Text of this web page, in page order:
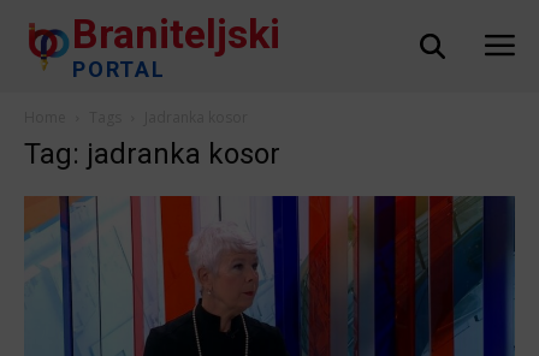
Braniteljski
PORTAL
Tag: jadranka kosor